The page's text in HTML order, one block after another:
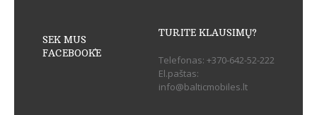
SEK MUS
FACEBOOK`E
TURITE KLAUSIMŲ?
Telefonas: +370-642-52-222
El.paštas:
info@balticmobiles.lt